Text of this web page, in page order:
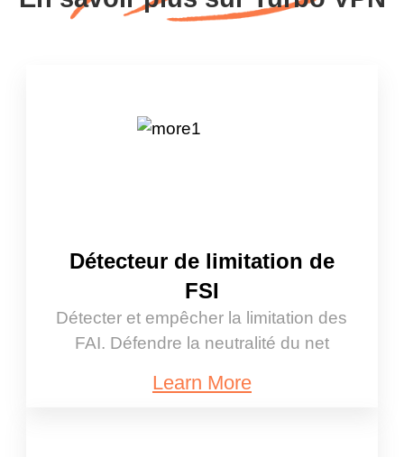
Détecteur de limitation de
FSI
Détecter et empêcher la limitation des
FAI. Défendre la neutralité du net
Learn More